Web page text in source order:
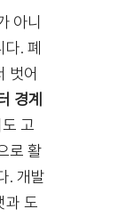
아니
다. 폐
벗어
경계
고
로 활
. 개발
과 도